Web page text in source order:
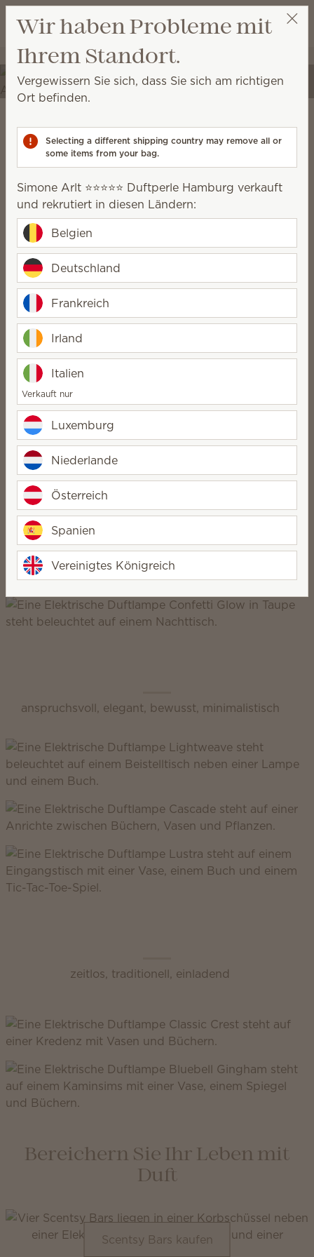
Wunschliste
Warenkorb
Simone Arlt ⭐️⭐️⭐️⭐️⭐️ Duftperle Hamburg
Erleben Sie Ihren Raum
neu.
Verwandeln Sie Ihr Zuhause in einen Ort der
hochwertigen Düften.
Scentsy Warm
Scentsy Enliven
lebendig, einzigartig, kreativ
anspruchsvoll, elegant, bewusst, minimalistisch
zeitlos, traditionell, einladend
Bereichern Sie Ihr Leben mit
Duft
Scentsy Bars kaufen
Wir haben Probleme mit
Ihrem Standort.
Vergewissern Sie sich, dass Sie sich am richtigen
Ort befinden.
Selecting a different shipping country may remove all or
some items from your bag.
Simone Arlt ⭐️⭐️⭐️⭐️⭐️ Duftperle Hamburg verkauft
und rekrutiert in diesen Ländern:
Belgien
Deutschland
Frankreich
Irland
Italien
Verkauft nur
Luxemburg
Niederlande
Österreich
Spanien
Vereinigtes Königreich